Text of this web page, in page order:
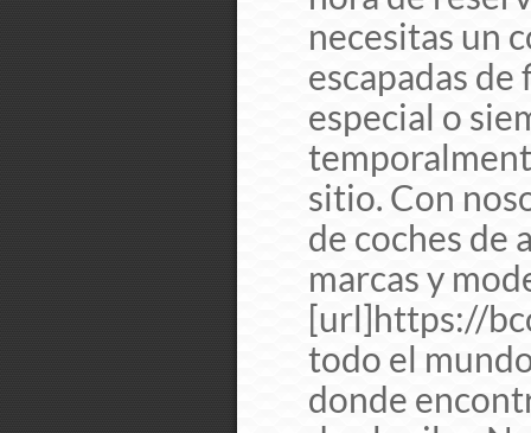
necesitas un
escapadas de
especial o
sitio. Con
de coches de
marcas y
[url]https://
todo el
donde